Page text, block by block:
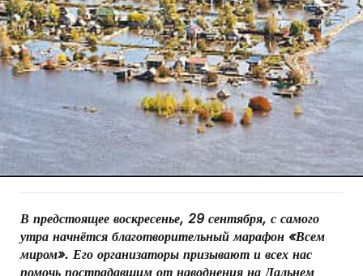
В предстоящее воскресенье, 29 сентября, с самого
утра начнётся благотворительный марафон «Всем
миром». Его организаторы призывают и всех нас